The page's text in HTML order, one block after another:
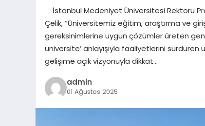
İstanbul Medeniyet Üniversitesi Rektörü
Çelik, “Üniversitemiz eğitim, araştırma ve
gereksinimlerine uygun çözümler üreten
üniversite’ anlayışıyla faaliyetlerini
gelişime açık vizyonuyla dikkat…
admin
01 Ağustos 2025